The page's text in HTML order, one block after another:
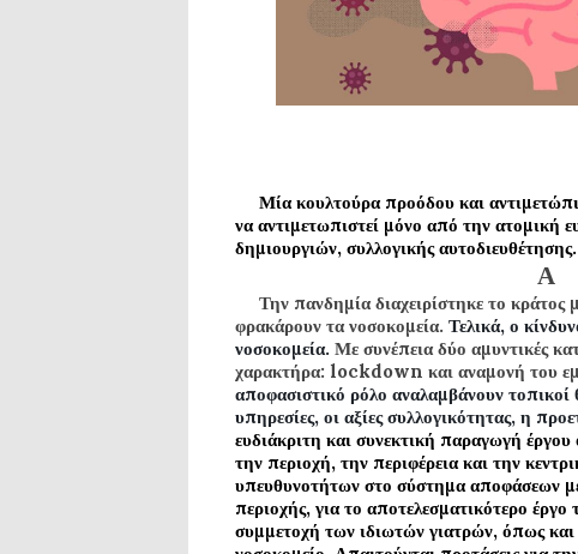
Μία κουλτούρα προόδου και
να αντιμετωπιστεί μόνο από την ατομική
δημιουργιών, συλλογικής αυτοδιευθέτησης.
Α
Την πανδημία διαχειρίστηκε το κράτος
φρακάρουν τα νοσοκομεία. Τελικά, ο
νοσοκομεία. Με συνέπεια δύο αμυντικές
χαρακτήρα: lockdown και αναμονή του
αποφασιστικό ρόλο αναλαμβάνουν τοπικοί
υπηρεσίες, οι αξίες συλλογικότητας, η
ευδιάκριτη και συνεκτική παραγωγή
την περιοχή, την περιφέρεια και την
υπευθυνοτήτων στο σύστημα αποφάσεων
περιοχής, για το αποτελεσματικότερο έργο
συμμετοχή των ιδιωτών γιατρών, όπως